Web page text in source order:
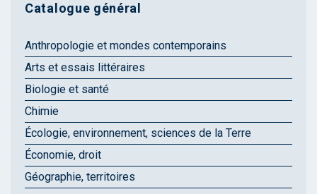
Catalogue général
Anthropologie et mondes contemporains
Arts et essais littéraires
Biologie et santé
Chimie
Écologie, environnement, sciences de la Terre
Économie, droit
Géographie, territoires